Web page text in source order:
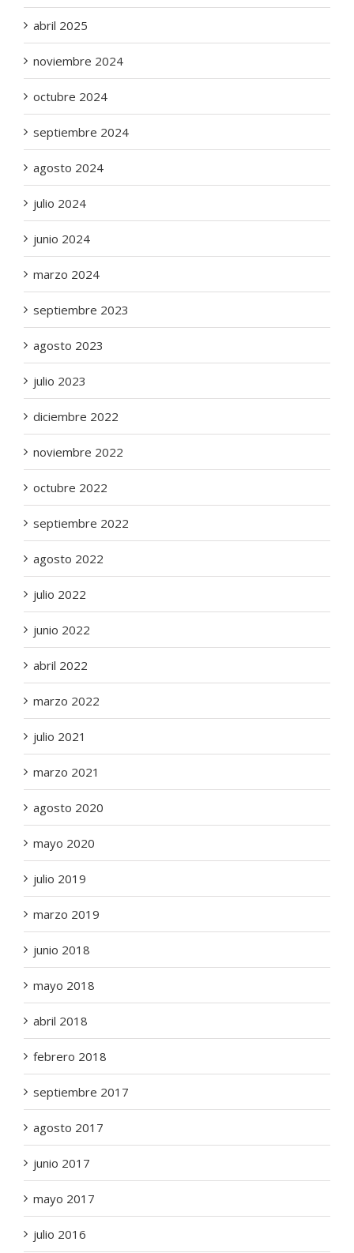
abril 2025
noviembre 2024
octubre 2024
septiembre 2024
agosto 2024
julio 2024
junio 2024
marzo 2024
septiembre 2023
agosto 2023
julio 2023
diciembre 2022
noviembre 2022
octubre 2022
septiembre 2022
agosto 2022
julio 2022
junio 2022
abril 2022
marzo 2022
julio 2021
marzo 2021
agosto 2020
mayo 2020
julio 2019
marzo 2019
junio 2018
mayo 2018
abril 2018
febrero 2018
septiembre 2017
agosto 2017
junio 2017
mayo 2017
julio 2016